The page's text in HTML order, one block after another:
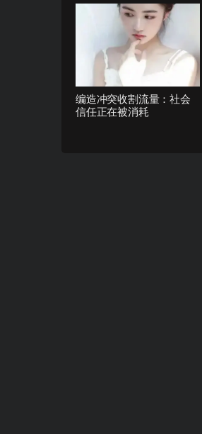
编造冲突收割流量：社会
信任正在被消耗